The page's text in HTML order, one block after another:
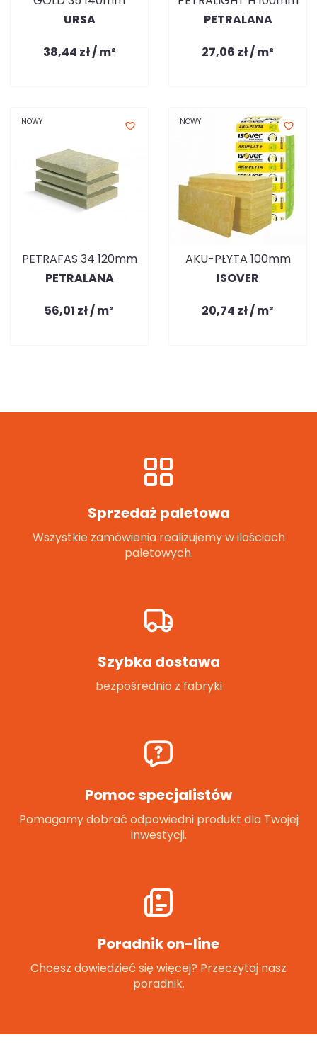
URSA
38,44 zł / m²
PETRALANA
27,06 zł / m²
NOWY favorite_border
PETRAFAS 34 120mm
PETRALANA
56,01 zł / m²
NOWY favorite_border
AKU-PŁYTA 100mm
ISOVER
20,74 zł / m²
Sprzedaż paletowa
Wszystkie zamówienia realizujemy w ilościach
paletowych.
Szybka dostawa
bezpośrednio z fabryki
Pomoc specjalistów
Pomagamy dobrać odpowiedni produkt dla Twojej
inwestycji.
Poradnik on-line
Chcesz dowiedzieć się więcej? Przeczytaj nasz
poradnik.